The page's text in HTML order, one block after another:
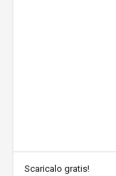
Scaricalo gratis!